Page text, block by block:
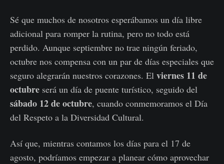
Sé que muchos de nosotros esperábamos un día libre
adicional para romper la rutina, pero no todo está
perdido. Aunque septiembre no trae ningún feriado,
octubre nos compensa con un par de días especiales que
seguro alegrarán nuestros corazones. El viernes 11 de
octubre será un día de puente turístico, seguido del
sábado 12 de octubre, cuando conmemoramos el Día
del Respeto a la Diversidad Cultural.
Así que, mientras contamos los días para el 17 de
agosto, podríamos empezar a planear cómo aprovechar